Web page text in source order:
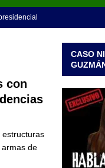
La
y
con
estructuras
de
CASO